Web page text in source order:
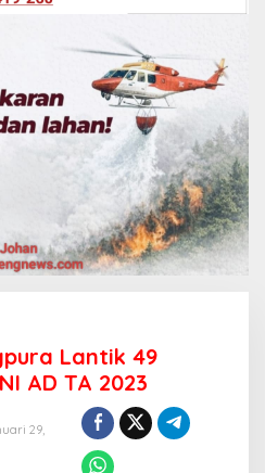
Lantik 49
AD TA 2023
29,